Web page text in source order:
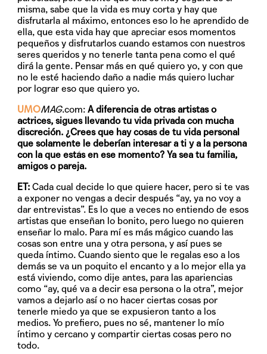
misma, sabe que la vida es muy corta y hay que
disfrutarla al máximo, entonces eso lo he aprendido de
ella, que esta vida hay que apreciar esos momentos
pequeños y disfrutarlos cuando estamos con nuestros
seres queridos y no tenerle tanta pena como el qué
dirá la gente. Pensar más en qué quiero yo, y con que
no le esté haciendo daño a nadie más quiero luchar
por lograr eso que quiero yo.
UMOMAG.com: A diferencia de otras artistas o
actrices, sigues llevando tu vida privada con mucha
discreción. ¿Crees que hay cosas de tu vida personal
que solamente le deberían interesar a ti y a la persona
con la que estás en ese momento? Ya sea tu familia,
amigos o pareja.
ET:Cada cual decide lo que quiere hacer, pero si te vas
a exponer no vengas a decir después “ay, ya no voy a
dar entrevistas”. Es lo que a veces no entiendo de esos
artistas que enseñan lo bonito, pero luego no quieren
enseñar lo malo. Para mí es más mágico cuando las
cosas son entre una y otra persona, y así pues se
queda íntimo. Cuando siento que le regalas eso a los
demás se va un poquito el encanto y a lo mejor ella ya
está viviendo, como dije antes, para las apariencias
como “ay, qué va a decir esa persona o la otra”, mejor
vamos a dejarlo así o no hacer ciertas cosas por
tenerle miedo ya que se expusieron tanto a los
medios. Yo prefiero, pues no sé, mantener lo mío
íntimo y cercano y compartir ciertas cosas pero no
todo.